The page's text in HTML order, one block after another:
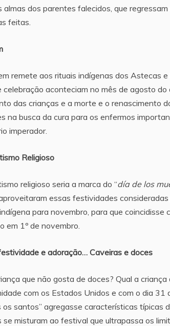
almas dos parentes falecidos, que
feitas.
remete aos rituais indígenas dos Astecas
celebração aconteciam no mês de agosto
das crianças e a morte e o renascimento
na busca da cura para os enfermos
imperador.
Religioso
religioso seria a marca do “día de los
essas festividades
para novembro, para que coincidisse
em 1º de novembro.
e adoração… Caveiras e doces
que não gosta de doces? Qual a
com os Estados Unidos e com o dia
os santos” agregasse características típicas
se misturam ao festival que ultrapassa os